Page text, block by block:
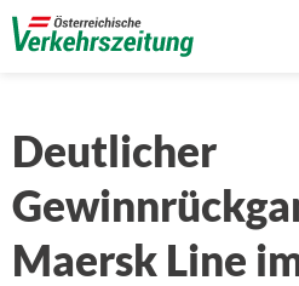
Deutlicher
Maersk Line